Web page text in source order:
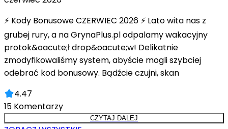
⚡ Kody Bonusowe CZERWIEC 2026 ⚡ Lato wita nas z
grubej rury, a na GrynaPlus.pl odpalamy wakacyjny
protok&oacute;ł drop&oacute;w! Delikatnie
zmodyfikowaliśmy system, abyście mogli szybciej
odebrać kod bonusowy. Bądźcie czujni, skan
4.47
15 Komentarzy
CZYTAJ DALEJ